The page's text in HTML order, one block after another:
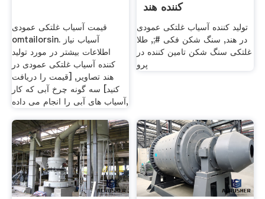
قیمت آسیاب غلتکی عمودی
omtailorsin. آسیاب نیاز
اطلاعات بیشتر در مورد تولید
کننده آسیاب غلتکی عمودی در
هند تصاویر, [قیمت را دریافت
کنید] سه گونه چرخ آبی که کار
آسیاب های آبی را انجام می داده,
کننده هند
تولید کننده آسیاب غلتکی عمودی
در هند, سنگ شکن فکی #;, طلا
غلتکی سنگ شکن تامین کننده در
پرو